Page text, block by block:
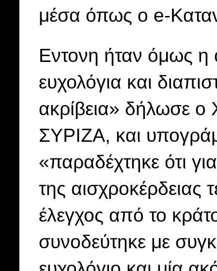
μέσα όπως ο e-
Εντονη ήταν όμως η
ευχολόγια και
ακρίβεια» δήλωσε ο
ΣΥΡΙΖΑ, και
«παραδέχτηκε ότι
της αισχροκέρδειας
έλεγχος από το
συνοδεύτηκε με